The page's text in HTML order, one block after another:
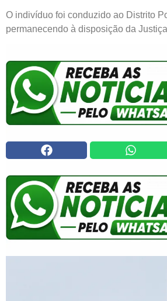
O indivíduo foi conduzido ao Distrito
permanecendo à disposição da